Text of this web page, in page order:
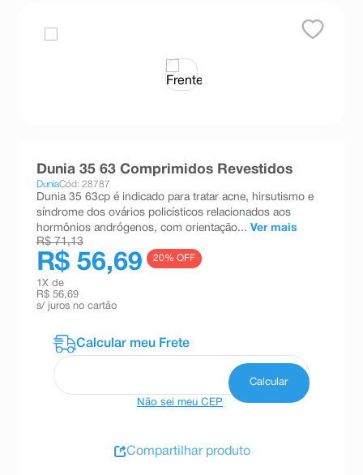
absorvente
teste gravidez
10ºesmalte
Dunia 35 63 Comprimidos Revestidos
DuniaCód: 28787
Dunia 35 63cp é indicado para tratar acne, hirsutismo e
síndrome dos ovários policísticos relacionados aos
hormônios andrógenos, com orientação... Ver mais
R$ 71,13
R$ 56,69 20% OFF
1 X de
R$ 56,69
s/ juros no cartão
Não sei meu CEP
Compartilhar produto